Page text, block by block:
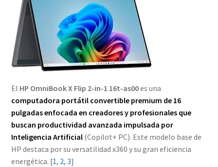
El HP OmniBook X Flip 2-in-1 16t-as00es una
computadora portátil convertible premium de 16
pulgadasenfocada en creadores y profesionales que
buscan productividad avanzada impulsada por
Inteligencia Artificial(Copilot+ PC). Este modelo base de
HP destaca por su versatilidad x360 y su gran eficiencia
energética. [1, 2, 3]